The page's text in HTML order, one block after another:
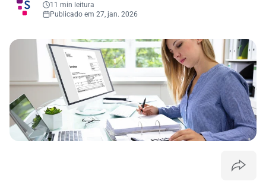
11 min leitura
Publicado em 27, jan. 2026